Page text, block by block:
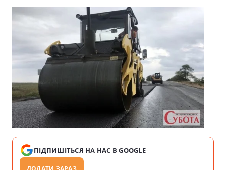
ПІДПИШІТЬСЯ НА НАС В GOOGLE